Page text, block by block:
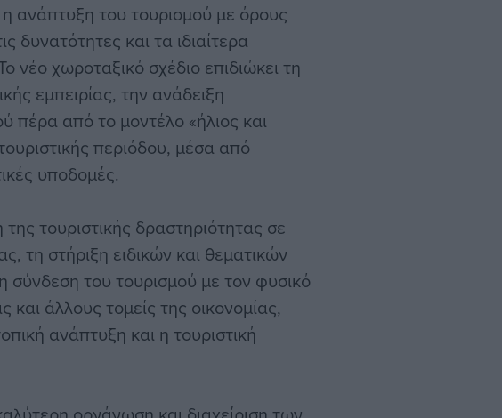
ανάπτυξη του τουρισμού με όρους
δυνατότητες και τα ιδιαίτερα
νέο χωροταξικό σχέδιο επιδιώκει τη
εμπειρίας, την ανάδειξη
πέρα από το μοντέλο «ήλιος και
περιόδου, μέσα από
υποδομές.
τουριστικής δραστηριότητας σε
τη στήριξη ειδικών και θεματικών
του τουρισμού με τον φυσικό
και άλλους τομείς της οικονομίας,
ανάπτυξη και η τουριστική